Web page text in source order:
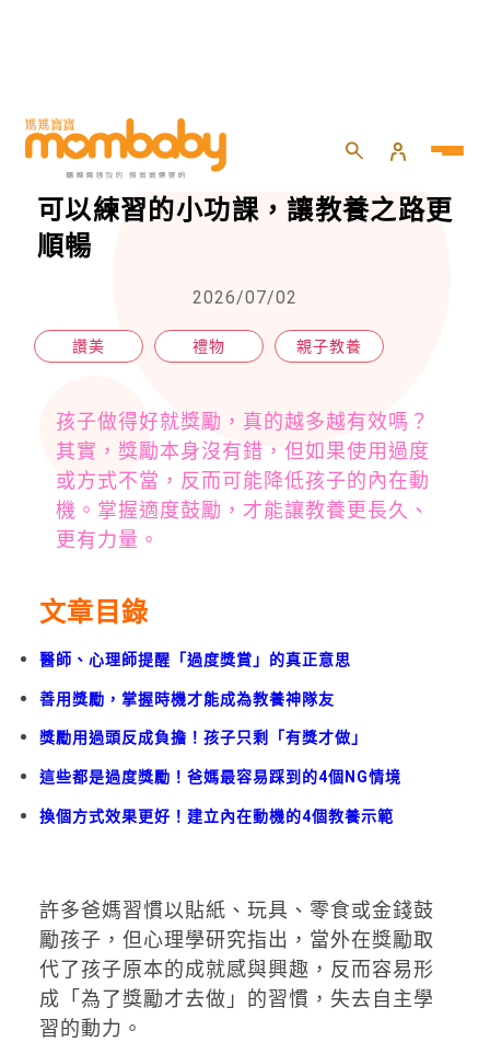
HOME 親子 親子教養
「過度獎賞」也會物極必反？爸媽
可以練習的小功課，讓教養之路更
順暢
2026/07/02
讚美 禮物 親子教養
孩子做得好就獎勵，真的越多越有效嗎？
其實，獎勵本身沒有錯，但如果使用過度
或方式不當，反而可能降低孩子的內在動
機。掌握適度鼓勵，才能讓教養更長久、
更有力量。
文章目錄
醫師、心理師提醒「過度獎賞」的真正意思
善用獎勵，掌握時機才能成為教養神隊友
獎勵用過頭反成負擔！孩子只剩「有獎才做」
這些都是過度獎勵！爸媽最容易踩到的4個NG情境
換個方式效果更好！建立內在動機的4個教養示範
許多爸媽習慣以貼紙、玩具、零食或金錢鼓
勵孩子，但心理學研究指出，當外在獎勵取
代了孩子原本的成就感與興趣，反而容易形
成「為了獎勵才去做」的習慣，失去自主學
習的動力。